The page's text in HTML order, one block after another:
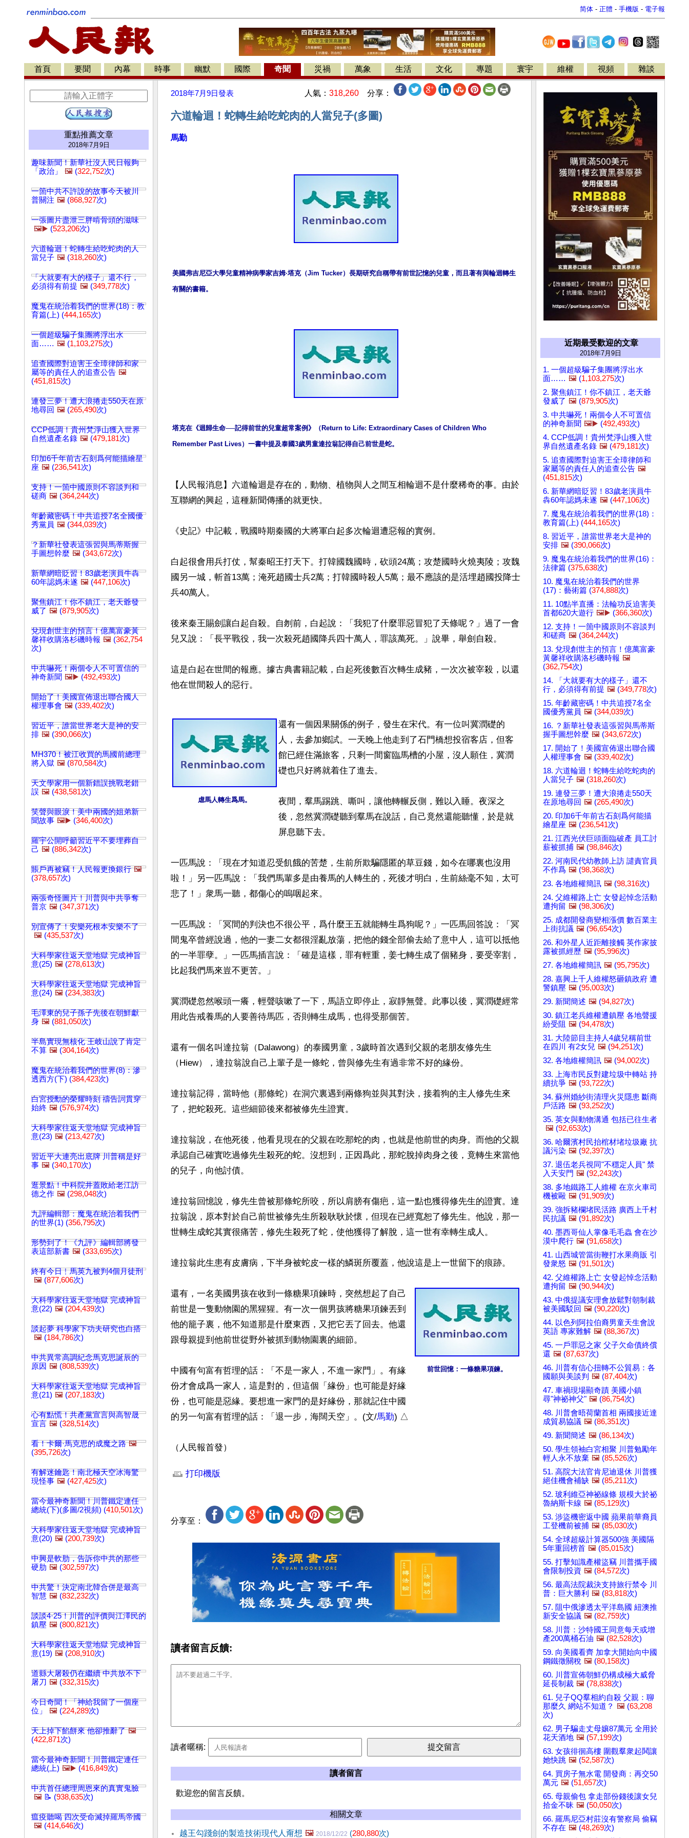
简体 - 正體 - 手機版 - 電子報
首頁 要聞 內幕 時事 幽默 國際 奇聞 災禍 萬象 生活 文化 專題 寰宇 維權 視頻 雜談
重點推薦文章
2018年7月9日
趣味新聞！新華社沒人民日報夠
「政治」
🖼️ (322,752次)
一箇中共不許說的故事今天被川
普關注 🖼️ (868,927次)
一張圖片盡泄三胖啃骨頭的滋味
🖼️▶️ (523,206次)
六道輪迴！蛇轉生給吃蛇肉的人
當兒子 🖼️ (318,260次)
「大就要有大的樣子」還不行，
必須得有前提 🖼️ (349,778次)
魔鬼在統治着我們的世界(18)：教
育篇(上) (444,165次)
一個超級騙子集團將浮出水
面…… 🖼️ (1,103,275次)
追查國際對迫害王全璋律師和家
屬等的責任人的追查公告 🖼️
(451,815次)
連發三夢！遭大浪捲走550天在原
地尋回 🖼️ (265,490次)
CCP低調！貴州梵淨山獲入世界
自然遺產名錄 🖼️ (479,181次)
印加6千年前古石刻爲何能描繪星
座 🖼️ (236,541次)
支持！一箇中國原則不容談判和
磋商 🖼️ (364,244次)
年齡藏密碼！中共追授7名全國優
秀黨員 🖼️ (344,039次)
？新華社發表這張習與馬蒂斯握
手圖想幹麼 🖼️ (343,672次)
新華網暗貶習！83歲老演員牛犇
60年認媽未遂 🖼️ (447,106次)
聚焦鎮江！你不鎮江，老天爺發
威了 🖼️ (879,905次)
兌現創世主的預言！億萬富豪黃
馨祥收購洛杉磯時報 🖼️ (362,754
次)
中共嚇死！兩個令人不可置信的
神奇新聞 🖼️▶️ (492,493次)
開始了！美國宣佈退出聯合國人
權理事會 🖼️ (339,402次)
習近平，誰當世界老大是神的安
排 🖼️ (390,066次)
MH370！被江收買的馬國前總理
將入獄 🖼️ (870,584次)
天文學家用一個新錯誤挑戰老錯
誤 🖼️ (438,581次)
笑聲與眼淚！美中兩國的姐弟新
聞故事 🖼️▶️ (346,400次)
羅宇公開呼籲習近平不要埋葬自
己 🖼️ (886,342次)
賬戶再被竊！人民報更換銀行 🖼️
(378,657次)
兩張奇怪圖片！川普與中共爭奪
普京 🖼️ (347,371次)
別宣傳了！安樂死根本安樂不了
🖼️ (435,537次)
大科學家往返天堂地獄 完成神旨
意(25) 🖼️ (278,613次)
大科學家往返天堂地獄 完成神旨
意(24) 🖼️ (234,383次)
毛澤東的兒子孫子先後在朝鮮獻
身 🖼️ (881,050次)
半島實現無核化 王岐山說了肯定
不算 🖼️ (304,164次)
魔鬼在統治着我們的世界(8)：滲
透西方(下) (384,423次)
白宮授勳的榮耀時刻 禱告詞貫穿
始終 🖼️ (576,974次)
大科學家往返天堂地獄 完成神旨
意(23) 🖼️ (213,427次)
習近平大連亮出底牌 川普稱是好
事 🖼️ (340,170次)
逛景點！中科院井蓋敗給老江訪
德之作 🖼️ (298,048次)
九評編輯部：魔鬼在統治着我們
的世界(1) (356,795次)
形勢到了！《九評》編輯部將發
表這部新書 🖼️ (333,695次)
終有今日﹗馬英九被判4個月徒刑
🖼️ (877,606次)
大科學家往返天堂地獄 完成神旨
意(22) 🖼️ (204,439次)
談起夢 科學家下功夫研究也白搭
🖼️ (184,786次)
中共異常高調紀念馬克思誕辰的
原因 🖼️ (808,539次)
大科學家往返天堂地獄 完成神旨
意(21) 🖼️ (207,183次)
心有點慌！共產黨宣言與高智晟
宣言 🖼️ (328,514次)
看！卡爾·馬克思的成魔之路 🖼️
(395,726次)
有解迷鑰匙！南北極天空冰海驚
現怪事 🖼️ (427,425次)
當今最神奇新聞！川普鐵定連任
總統(下)(多圖/2視頻) (410,501次)
大科學家往返天堂地獄 完成神旨
意(20) 🖼️ (200,739次)
中興是軟肋，告訴你中共的那些
硬肋 🖼️ (302,597次)
中共驚！決定南北韓合併是最高
智慧 🖼️ (832,232次)
談談4·25！川普的評價與江澤民的
鎮壓 🖼️ (800,821次)
大科學家往返天堂地獄 完成神旨
意(19) 🖼️ (208,910次)
道縣大屠殺仍在繼續 中共放不下
屠刀 🖼️ (332,315次)
今日奇聞！「神給我留了一個座
位」
🖼️ (224,289次)
天上掉下餡餅來 他卻推辭了 🖼️
(422,871次)
當今最神奇新聞！川普鐵定連任
總統(上) 🖼️▶️ (416,849次)
中共首任總理周恩來的真實鬼臉
🖼️ 📝 (938,635次)
瘟疫聽喝 四次受命滅掉羅馬帝國
🖼️ (414,646次)
2018年7月9日發表 人氣： 318,260 分享：
六道輪迴！蛇轉生給吃蛇肉的人當兒子(多圖)
馬勤
美國弗吉尼亞大學兒童精神病學家吉姆·塔克（Jim Tucker）長期研究自稱帶有前世記憶的兒童，而且著有與輪迴轉生
有關的書籍。
塔克在《迴歸生命──記得前世的兒童超常案例》（Return to Life: Extraordinary Cases of Children Who
Remember Past Lives）一書中提及泰國3歲男童達拉翁記得自己前世是蛇。
【人民報消息】六道輪迴是存在的，動物、植物與人之間互相輪迴不是什麼稀奇的事。由於
互聯網的興起，這種新聞傳播的就更快。
《史記》中記載，戰國時期秦國的大將軍白起多次輪迴遭惡報的實例。
白起很會用兵打仗，幫秦昭王打天下。打韓國魏國時，砍頭24萬；攻楚國時火燒夷陵；攻魏
國另一城，斬首13萬；淹死趙國士兵2萬；打韓國時殺人5萬；最不應該的是活埋趙國投降士
兵40萬人。
後來秦王賜劍讓白起自殺。自刎前，白起說：「我犯了什麼罪惡冒犯了天條呢？」過了一會
兒又說：「長平戰役，我一次殺死趙國降兵四十萬人，罪該萬死。」說畢，舉劍自殺。
這是白起在世間的報應。據古典書籍記載，白起死後數百次轉生成豬，一次次被宰殺，以還
他在世間殺人的惡行。
虐馬人轉生爲馬。
還有一個因果關係的例子，發生在宋代。有一位叫冀潤礎的
人，去參加鄉試。一天晚上他走到了石門橋想投宿客店，但客
館已經住滿旅客，只剩一間窗臨馬槽的小屋，沒人願住，冀潤
礎也只好將就着住了進去。
夜間，羣馬踢跳、嘶叫，讓他轉輾反側，難以入睡。夜深之
後，忽然冀潤礎聽到羣馬在說話，自己竟然還能聽懂，於是就
屏息聽下去。
一匹馬說：「現在才知道忍受飢餓的苦楚，生前所欺騙隱匿的草豆錢，如今在哪裏也沒用
啦！」另一匹馬說：「我們馬輩多是由養馬的人轉生的，死後才明白，生前絲毫不知，太可
悲了！」衆馬一聽，都傷心的嗚咽起來。
一匹馬說：「冥間的判決也不很公平，爲什麼王五就能轉生爲狗呢？」一匹馬回答說：「冥
間鬼卒曾經說過，他的一妻二女都很淫亂放蕩，把他的錢全部偷去給了意中人，這可以抵他
的一半罪孽。」一匹馬插言說：「確是這樣，罪有輕重，姜七轉生成了個豬身，要受宰割，
比起我們馬來豈不更苦。」
冀潤礎忽然喉頭一癢，輕聲咳嗽了一下，馬語立即停止，寂靜無聲。此事以後，冀潤礎經常
用此告戒養馬的人要善待馬匹，否則轉生成馬，也得受那個苦。
還有一個名叫達拉翁（Dalawong）的泰國男童，3歲時首次遇到父親的老朋友修先生
（Hiew），達拉翁說自己上輩子是一條蛇，曾與修先生有過非常不好的緣份。
達拉翁記得，當時他（那條蛇）在洞穴裏遇到兩條狗並與其對決，接着狗的主人修先生來
了，把蛇殺死。這些細節後來都被修先生證實。
達拉翁說，在他死後，他看見現在的父親在吃那蛇的肉，也就是他前世的肉身。而他的父親
承認自己確實吃過修先生殺死的蛇。沒想到，正因爲此，那蛇脫掉肉身之後，竟轉生來當他
的兒子，向他討債。
達拉翁回憶說，修先生曾被那條蛇所咬，所以肩膀有傷疤，這一點也獲得修先生的證實。達
拉翁說，原本對於自己前世被修先生所殺耿耿於懷，但現在已經寬恕了修先生。他說，那一
世轉生成蛇其實很痛苦，修先生殺死了蛇，使他獲得了解脫，這一世有幸轉生成人。
達拉翁此生患有皮膚病，下半身被蛇皮一樣的鱗斑所覆蓋，他說這是上一世留下的痕跡。
前世回憶：一條糖果項鍊。
還有，一名美國男孩在收到一條糖果項鍊時，突然想起了自己
前世是一隻動物園的黑猩猩。有一次一個男孩將糖果項鍊丟到
他的籠子裏，他不知道那是什麼東西，又把它丟了回去。他還
跟母親提到他前世從野外被抓到動物園裏的細節。
中國有句富有哲理的話：「不是一家人，不進一家門」。有緣
份才會成爲一家人，這是對的，但這個「緣份」也可能是好緣
份，也可能是惡緣。要想進一家門的是好緣份，那就記住中國
的另一句富有哲理的話：「退一步，海闊天空」。(文/馬勤) △
打印機版
分享至：
讀者留言反饋:
讀者暱稱:
讀者留言
歡迎您的留言反饋。
相關文章
越王勾踐劍的製造技術現代人甭想 🖼️ 2018/12/22 (280,880次)
近期最受歡迎的文章
2018年7月9日
1. 一個超級騙子集團將浮出水
面…… 🖼️ (1,103,275次)
2. 聚焦鎮江！你不鎮江，老天爺
發威了 🖼️ (879,905次)
3. 中共嚇死！兩個令人不可置信
的神奇新聞 🖼️▶️ (492,493次)
4. CCP低調！貴州梵淨山獲入世
界自然遺產名錄 🖼️ (479,181次)
5. 追查國際對迫害王全璋律師和
家屬等的責任人的追查公告 🖼️
(451,815次)
6. 新華網暗貶習！83歲老演員牛
犇60年認媽未遂 🖼️ (447,106次)
7. 魔鬼在統治着我們的世界(18)：
教育篇(上) (444,165次)
8. 習近平，誰當世界老大是神的
安排 🖼️ (390,066次)
9. 魔鬼在統治着我們的世界(16)：
法律篇 (375,638次)
10. 魔鬼在統治着我們的世界
(17)：藝術篇 (374,888次)
11. 10點半直播：法輪功反迫害美
首都620大遊行 🖼️▶️ (366,360次)
12. 支持！一箇中國原則不容談判
和磋商 🖼️ (364,244次)
13. 兌現創世主的預言！億萬富豪
黃馨祥收購洛杉磯時報 🖼️
(362,754次)
14. 「大就要有大的樣子」還不
行，必須得有前提 🖼️ (349,778次)
15. 年齡藏密碼！中共追授7名全
國優秀黨員 🖼️ (344,039次)
16. ？新華社發表這張習與馬蒂斯
握手圖想幹麼 🖼️ (343,672次)
17. 開始了！美國宣佈退出聯合國
人權理事會 🖼️ (339,402次)
18. 六道輪迴！蛇轉生給吃蛇肉的
人當兒子 🖼️ (318,260次)
19. 連發三夢！遭大浪捲走550天
在原地尋回 🖼️ (265,490次)
20. 印加6千年前古石刻爲何能描
繪星座 🖼️ (236,541次)
21. 江西光伏巨頭面臨破產 員工討
薪被抓捕 🖼️ (98,846次)
22. 河南民代幼教師上訪 譴責官員
不作爲 🖼️ (98,368次)
23. 各地維權簡訊 🖼️ (98,316次)
24. 父維權路上亡 女發起悼念活動
遭拘留 🖼️ (98,306次)
25. 成都開發商變相漲價 數百業主
上街抗議 🖼️ (96,654次)
26. 和外星人近距離接觸 英作家披
露被抓經歷 🖼️ (95,996次)
27. 各地維權簡訊 🖼️ (95,795次)
28. 嘉興上千人維權怒砸鎮政府 遭
警鎮壓 🖼️ (95,003次)
29. 新聞簡述 🖼️ (94,827次)
30. 鎮江老兵維權遭鎮壓 各地聲援
紛受阻 🖼️ (94,478次)
31. 大陸節目主持人4歲兒稱前世
在四川 有2女兒 🖼️ (94,251次)
32. 各地維權簡訊 🖼️ (94,002次)
33. 上海市民反對建垃圾中轉站 持
續抗爭 🖼️ (93,722次)
34. 蘇州婚紗街清理火災隱患 斷商
戶活路 🖼️ (93,252次)
35. 英女與動物溝通 包括已往生者
🖼️ (92,653次)
36. 哈爾濱村民抬棺材堵垃圾廠 抗
議污染 🖼️ (92,397次)
37. 退伍老兵視同"不穩定人員" 禁
入天安門 🖼️ (92,243次)
38. 多地鐵路工人維權 在京火車司
機被毆 🖼️ (91,909次)
39. 強拆豬欄堵民活路 廣西上千村
民抗議 🖼️ (91,892次)
40. 墨西哥仙人掌像毛毛蟲 會在沙
漠中爬行 🖼️ (91,658次)
41. 山西城管當街鞭打水果商販 引
發衆怒 🖼️ (91,501次)
42. 父維權路上亡 女發起悼念活動
遭拘留 🖼️ (90,944次)
43. 中俄提議安理會放鬆對朝制裁
被美國駁回 🖼️ (90,220次)
44. 以色列阿拉伯裔男童天生會說
英語 專家難解 🖼️ (88,367次)
45. 一戶罪惡之家 父子欠命債終償
還 🖼️ (87,637次)
46. 川普有信心扭轉不公貿易：各
國願與美談判 🖼️ (87,404次)
47. 車禍現場顯奇蹟 美國小鎮
尋"神祕神父" 🖼️ (86,754次)
48. 川普會晤荷蘭首相 兩國接近達
成貿易協議 🖼️ (86,351次)
49. 新聞簡述 🖼️ (86,134次)
50. 學生領袖白宮相聚 川普勉勵年
輕人永不放棄 🖼️ (85,526次)
51. 高院大法官肯尼迪退休 川普獲
絕佳機會補缺 🖼️ (85,211次)
52. 玻利維亞神祕線條 規模大於祕
魯納斯卡線 🖼️ (85,129次)
53. 涉盜機密返中國 蘋果前華裔員
工登機前被捕 🖼️ (85,030次)
54. 全球超級計算器500強 美國隔
5年重回榜首 🖼️ (85,015次)
55. 打擊知識產權盜竊 川普攜手國
會限制投資 🖼️ (84,572次)
56. 最高法院裁決支持旅行禁令 川
普：巨大勝利 🖼️ (83,818次)
57. 阻中俄滲透太平洋島國 紐澳推
新安全協議 🖼️ (82,759次)
58. 川普：沙特國王同意每天或增
產200萬桶石油 🖼️ (82,528次)
59. 向美國看齊 加拿大開始向中國
鋼鐵徵關稅 🖼️ (80,158次)
60. 川普宣佈朝鮮仍構成極大威脅
延長制裁 🖼️ (78,838次)
61. 兒子QQ羣相約自殺 父親：聊
那麼久 網站不知道？ 🖼️ (63,208
次)
62. 男子騙走丈母孃87萬元 全用於
花天酒地 🖼️ (57,199次)
63. 女孩徘徊高樓 圍觀羣衆起鬨讓
她快跳 🖼️ (52,587次)
64. 買房子無水電 開發商：再交50
萬元 🖼️ (51,657次)
65. 母親偷包 拿走部份錢後讓女兒
拾金不昧 🖼️ (50,050次)
66. 羅馬尼亞村莊沒有警察局 偷竊
不存在 🖼️ (48,269次)